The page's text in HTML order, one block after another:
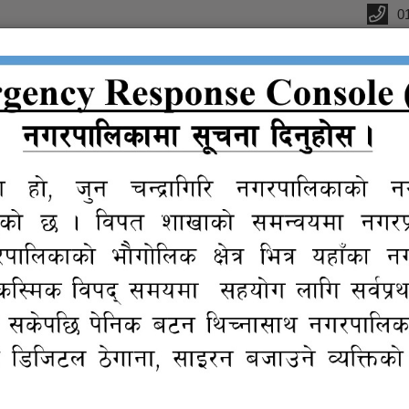
जानकारी शुसासन सेवा
तथा कार्यक्रम